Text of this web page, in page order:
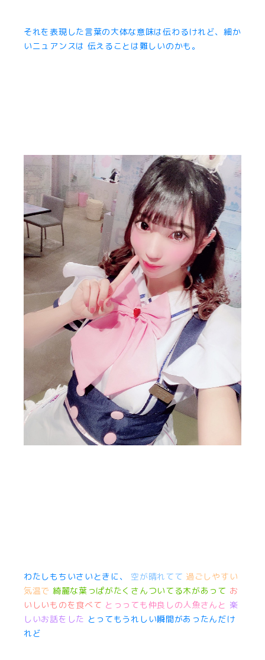
それを表現した言葉の大体な意味は伝わるけれど、細か
いニュアンスは 伝えることは難しいのかも。
わたしもちいさいときに、 空が晴れてて 過ごしやすい
気温で 綺麗な葉っぱがたくさんついてる木があって お
いしいものを食べて とっっても仲良しの人魚さんと 楽
しいお話をした とってもうれしい瞬間があったんだけ
れど